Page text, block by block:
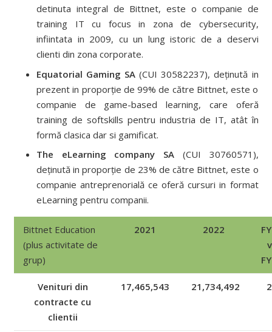
detinuta integral de Bittnet, este o companie de
training IT cu focus in zona de cybersecurity,
infiintata in 2009, cu un lung istoric de a deservi
clienti din zona corporate.
Equatorial Gaming SA (CUI 30582237), deținută in
prezent in proporție de 99% de către Bittnet, este o
companie de game-based learning, care oferă
training de softskills pentru industria de IT, atât în
formă clasica dar si gamificat.
The eLearning company SA (CUI 30760571),
deținută in proporție de 23% de către Bittnet, este o
companie antreprenorială ce oferă cursuri in format
eLearning pentru companii.
Bittnet Education
(plus activitate de
grup)
2021 2022
Venituri din
contracte cu
clientii
17,465,543 21,734,492